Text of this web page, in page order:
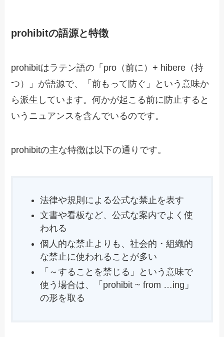
prohibitの語源と特徴
prohibitはラテン語の「pro（前に）+ hibere（持
つ）」が語源で、「前もって防ぐ」という意味か
ら派生しています。何かが起こる前に防止すると
いうニュアンスを含んでいるのです。
prohibitの主な特徴は以下の通りです。
法律や規則による公式な禁止を表す
文書や看板など、公式な案内でよく使
われる
個人的な禁止よりも、社会的・組織的
な禁止に使われることが多い
「～することを禁じる」という意味で
使う場合は、「prohibit ~ from …ing」
の形を取る